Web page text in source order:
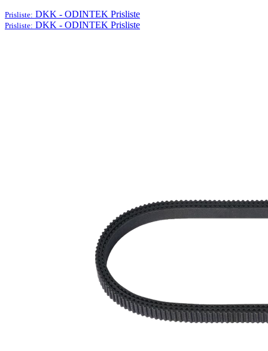
Prisliste: DKK - ODINTEK Prisliste
Prisliste: DKK - ODINTEK Prisliste